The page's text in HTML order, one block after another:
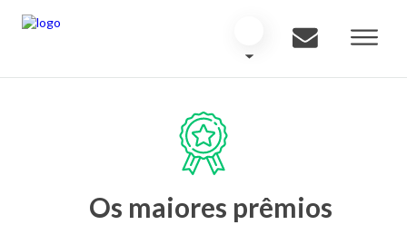
Os maiores prêmios